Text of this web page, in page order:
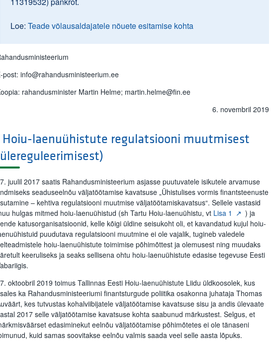
Loe: Teade võlausaldajatele nõuete esitamise kohta
post: info@rahandusministeerium.ee
rahandusminister Martin Helme; martin.helme@fin.ee
6. novembril 2019
Hoiu-laenuühistute regulatsiooni muutmisest
juulil 2017 saatis Rahandusministeerium asjasse puutuvatele isikutele arvamuse
seaduseelnõu väljatöötamise kavatsuse „Ühistulises vormis finantsteenuste
– kehtiva regulatsiooni muutmise väljatöötamiskavatsus“. Sellele vastasid
hulgas mitmed hoiu-laenuühistud (sh Tartu Hoiu-laenuühistu, vt Lisa 1
) ja
katusorganisatsioonid, kelle kõigi üldine seisukoht oli, et kavandatud kujul hoiu-
puudutava regulatsiooni muutmine ei ole vajalik, tugineb valedele
hoiu-laenuühistute toimimise põhimõttest ja olemusest ning muudaks
keeruliseks ja seaks sellisena ohtu hoiu-laenuühistute edasise tegevuse Eesti
oktoobril 2019 toimus Tallinnas Eesti Hoiu-laenuühistute Liidu üldkoosolek, kus
ka Rahandusministeeriumi finantsturgude poliitika osakonna juhataja Thomas
kes tutvustas kohalviibijatele väljatöötamise kavatsuse sisu ja andis ülevaate
2017 selle väljatöötamise kavatsuse kohta saabunud märkustest. Selgus, et
edasiminekut eelnõu väljatöötamise põhimõtetes ei ole tänaseni
kuid samas soovitakse eelnõu valmis saada veel selle aasta lõpuks.